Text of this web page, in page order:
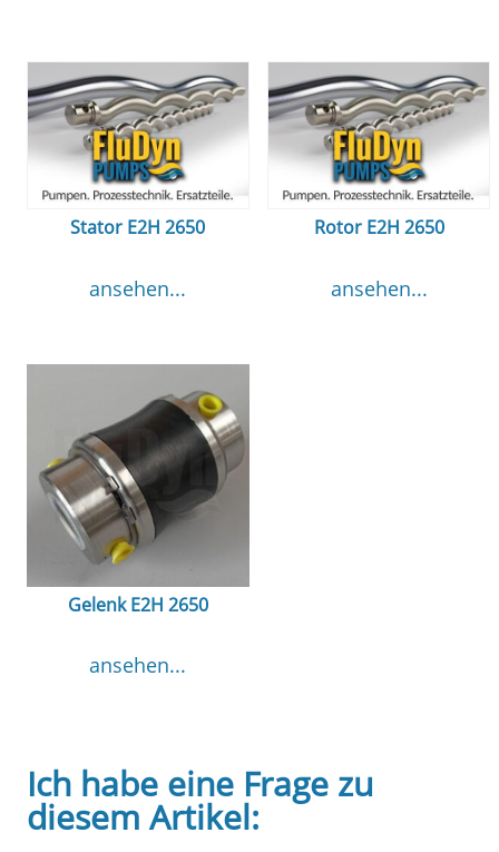
Stator E2H 2650
ansehen...
Rotor E2H 2650
ansehen...
Gelenk E2H 2650
ansehen...
Ich habe eine Frage zu
diesem Artikel: